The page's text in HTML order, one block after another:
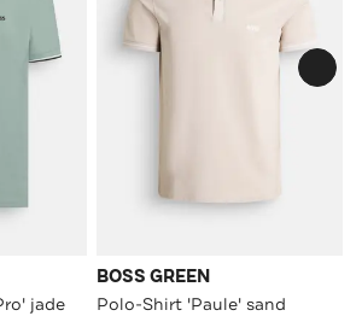
jade
BOSS GREEN
Polo-Shirt 'Paule' sand